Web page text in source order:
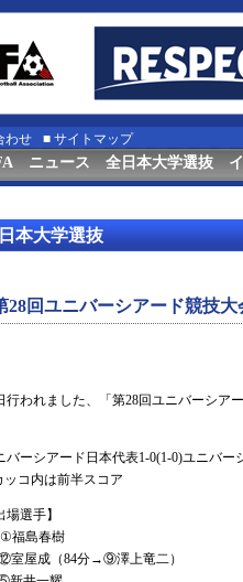
わせ ■ サイトマップ
ニュース 全日本大学選抜
本大学選抜
28回ユニバーシアード競技
行われました、「第28回ユニバーシア
バーシアード日本代表1-0(1-0)ユニバ
コ内は前半スコア
場選手】
福島春樹
室屋成（84分→⑨澤上竜二）